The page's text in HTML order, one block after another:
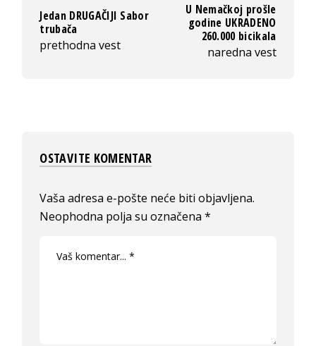
Jedan DRUGAČIJI Sabor
trubača
prethodna vest
U Nemačkoj prošle
godine UKRADENO
260.000 bicikala
naredna vest
OSTAVITE KOMENTAR
Vaša adresa e-pošte neće biti objavljena.
Neophodna polja su označena*